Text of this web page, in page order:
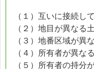
（１）互いに接続し
（２）地目が異なる
（３）地番区域が異
（４）所有者が異な
（５）所有者の持分